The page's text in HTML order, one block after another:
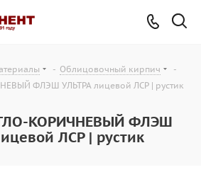
- Облицовочный кирпич
-
ФЛЭШ УЛЬТРА лицевой ЛСР | рустик
КОРИЧНЕВЫЙ ФЛЭШ
ЛСР | рустик